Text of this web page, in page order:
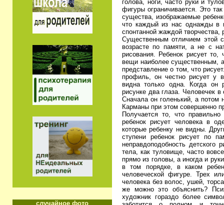
случайное фото
голова, ноги, часто руки и
фигуры ограничивается. Это
существа, изображаемые
что каждый из нас однажды в
спонтанной жаждой творчества,
Существенным отличием этой
возрасте по памяти, а не с
рисования. Ребенок рисует
вещи наиболее существенным,
представление о том, что
профиль, он честно рисует у
видна только одна. Когда он
рисунке два глаза. Человечек
Сначала он голенький, а
Карманы при этом совершенно
Получается то, что правильно
ребенок рисует человека в
которые ребенку не видны.
ступени ребенок рисует по
неправдоподобность детского
тела, как туловище, часто
прямо из головы, а иногда и
в том порядке, в каком
человеческой фигуре. Трех
человека без волос, ушей,
же можно это объяснить?
художник гораздо более